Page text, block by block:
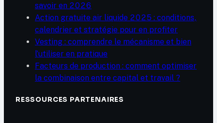
savoir en 2026
Action gratuite air liquide 2025 : conditions,
calendrier et stratégie pour en profiter
Vesting : comprendre le mécanisme et bien
l’utiliser en pratique
Facteurs de production : comment optimiser
la combinaison entre capital et travail ?
RESSOURCES PARTENAIRES